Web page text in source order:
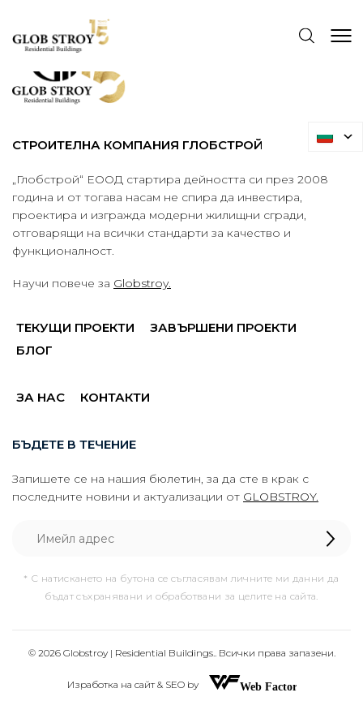
СТРОИТЕЛНА КОМПАНИЯ ГЛОБСТРОЙ
„Глобстрой“ ЕООД стартира дейността си през 2008
година и от тогава насам не спира да инвестира,
проектира и изгражда модерни жилищни сгради,
отговарящи на всички стандарти за качество и
функционалност.
Научи повече за Globstroy.
ТЕКУЩИ ПРОЕКТИ
ЗАВЪРШЕНИ ПРОЕКТИ
БЛОГ
ЗА НАС КОНТАКТИ
БЪДЕТЕ В ТЕЧЕНИЕ
Запишете се на нашия бюлетин, за да сте в крак с
последните новини и актуализации от GLOBSTROY.
* С натискането на бутона се съгласявам личните ми данни да
бъдат съхранявани и обработвани за целите на сайта.
© 2026 Globstroy | Residential Buildings.. Всички права запазени.
Изработка на сайт & SEO by